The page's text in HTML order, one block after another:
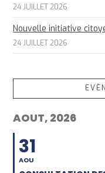
24 JUILLET 2026
Nouvelle initiative
24 JUILLET 2026
AOUT, 2026
31
AOU